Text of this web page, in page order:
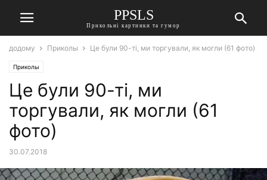
PPSLS
Прикольні картинки та гумор
додому Приколы Це були 90-ті, ми торгували, як могли (61 фото)
Приколы
Це були 90-ті, ми
торгували, як могли (61
фото)
30.07.2018